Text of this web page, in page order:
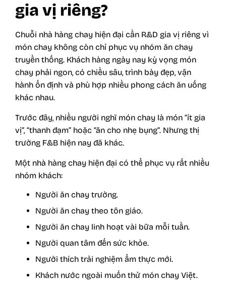
gia vị riêng?
Chuỗi nhà hàng chay hiện đại cần R&D gia vị riêng vì
món chay không còn chỉ phục vụ nhóm ăn chay
truyền thống. Khách hàng ngày nay kỳ vọng món
chay phải ngon, có chiều sâu, trình bày đẹp, vận
hành ổn định và phù hợp nhiều phong cách ăn uống
khác nhau.
Trước đây, nhiều người nghĩ món chay là món “ít gia
vị”, “thanh đạm” hoặc “ăn cho nhẹ bụng”. Nhưng thị
trường F&B hiện nay đã khác.
Một nhà hàng chay hiện đại có thể phục vụ rất nhiều
nhóm khách:
Người ăn chay trường.
Người ăn chay theo tôn giáo.
Người ăn chay linh hoạt vài bữa mỗi tuần.
Người quan tâm đến sức khỏe.
Người thích trải nghiệm ẩm thực mới.
Khách nước ngoài muốn thử món chay Việt.